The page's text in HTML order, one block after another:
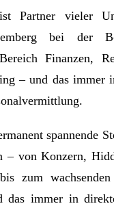
Partner vieler
bei der
Finanzen,
– und das immer
spannende
– von Konzern,
zum
das immer in